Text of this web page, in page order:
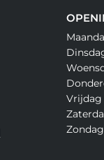
Vrijdag